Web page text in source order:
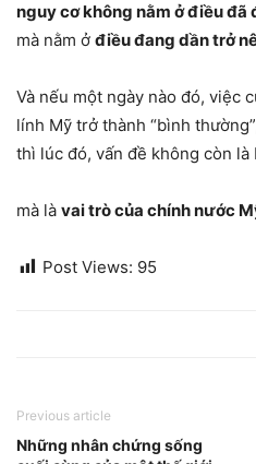
nguy cơ không nằm ở điều
mà nằm ở điều đang dần trở
Và nếu một ngày nào đó, việc
lính Mỹ trở thành “bình
thì lúc đó, vấn đề không còn
mà là vai trò của chính nước
Post Views: 95
Previous article
Những nhân chứng sống